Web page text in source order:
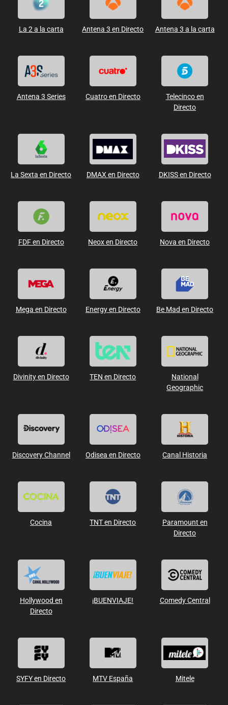
La 2 a la carta Antena 3 en Directo Antena 3 a la carta
Antena 3 Series Cuatro en Directo
Telecinco en
Directo
La Sexta en Directo DMAX en Directo DKISS en Directo
FDF en Directo Neox en Directo Nova en Directo
Mega en Directo Energy en Directo Be Mad en Directo
Divinity en Directo TEN en Directo
National
Geographic
Discovery Channel Odisea en Directo Canal Historia
Cocina TNT en Directo
Paramount en
Directo
Hollywood en
Directo
¡BUENVIAJE! Comedy Central
SYFY en Directo MTV España Mitele